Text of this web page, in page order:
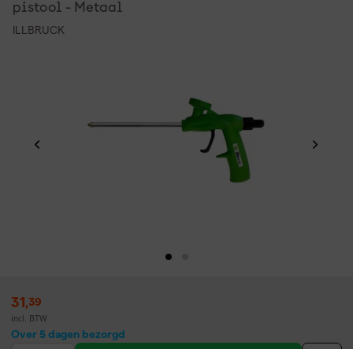
pistool - Metaal
ILLBRUCK
31,39
incl. BTW
Over 5 dagen bezorgd